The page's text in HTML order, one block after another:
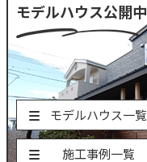
モデルハウス公開中
モデルハウス一覧
施工事例一覧